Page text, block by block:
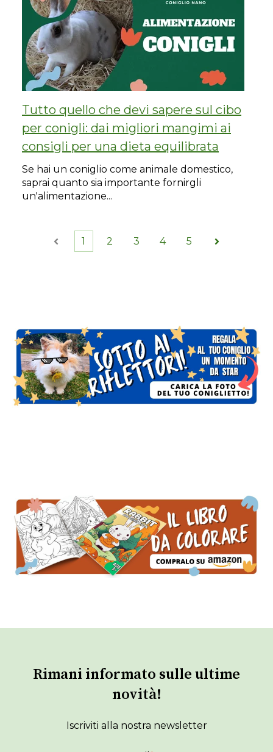
Tutto quello che devi sapere sul cibo
per conigli: dai migliori mangimi ai
consigli per una dieta equilibrata
Se hai un coniglio come animale domestico,
saprai quanto sia importante fornirgli
un'alimentazione...
Indietro
1 2 3 4 5
Avanti
Rimani informato sulle ultime
novità!
Iscriviti alla nostra newsletter